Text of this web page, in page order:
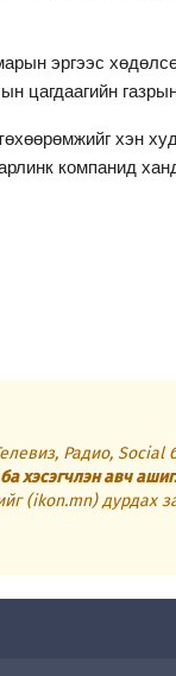
эргээс
цагдаагийн
хэн
компанид
Радио,
хэсэгчлэн авч
(ikon.mn) дурдах